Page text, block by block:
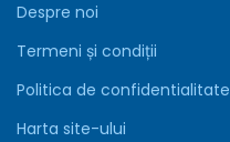
Despre noi
Termeni și condiții
Politica de confidentialitate
Harta site-ului